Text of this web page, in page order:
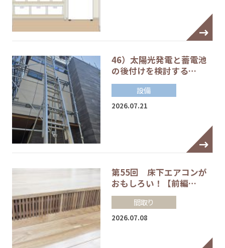
46）太陽光発電と蓄電池
の後付けを検討する…
設備
2026.07.21
第55回 床下エアコンが
おもしろい！【前編…
間取り
2026.07.08